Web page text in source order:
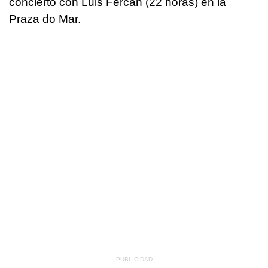
Praza do Mar.